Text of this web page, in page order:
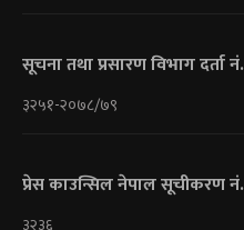
सूचना तथा प्रसारण विभाग दर्ता नं.
३२५१-२०७८/७९
प्रेस काउन्सिल नेपाल सूचीकरण नं.